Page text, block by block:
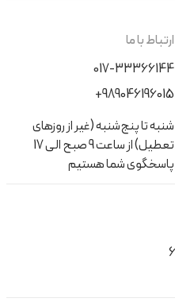
ارتباط با ما
017-33366144
+989046196015
شنبه تا پنج‌شنبه (غیر از روزهای
تعطیل) از ساعت 9 صبح الی 17
پاسخگوی شما هستیم